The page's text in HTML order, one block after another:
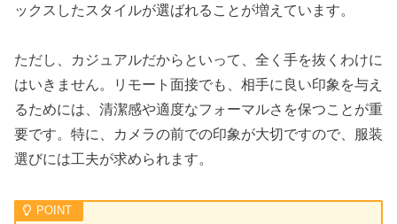
ックスしたスタイルが選ばれることが増えています。
ただし、カジュアルだからといって、全く手を抜くわけに
はいきません。リモート面接でも、相手に良い印象を与え
るためには、清潔感や適度なフォーマルさを保つことが重
要です。特に、カメラの前での印象が大切ですので、服装
選びには工夫が求められます。